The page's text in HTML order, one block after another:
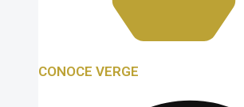
CONOCE VERGE